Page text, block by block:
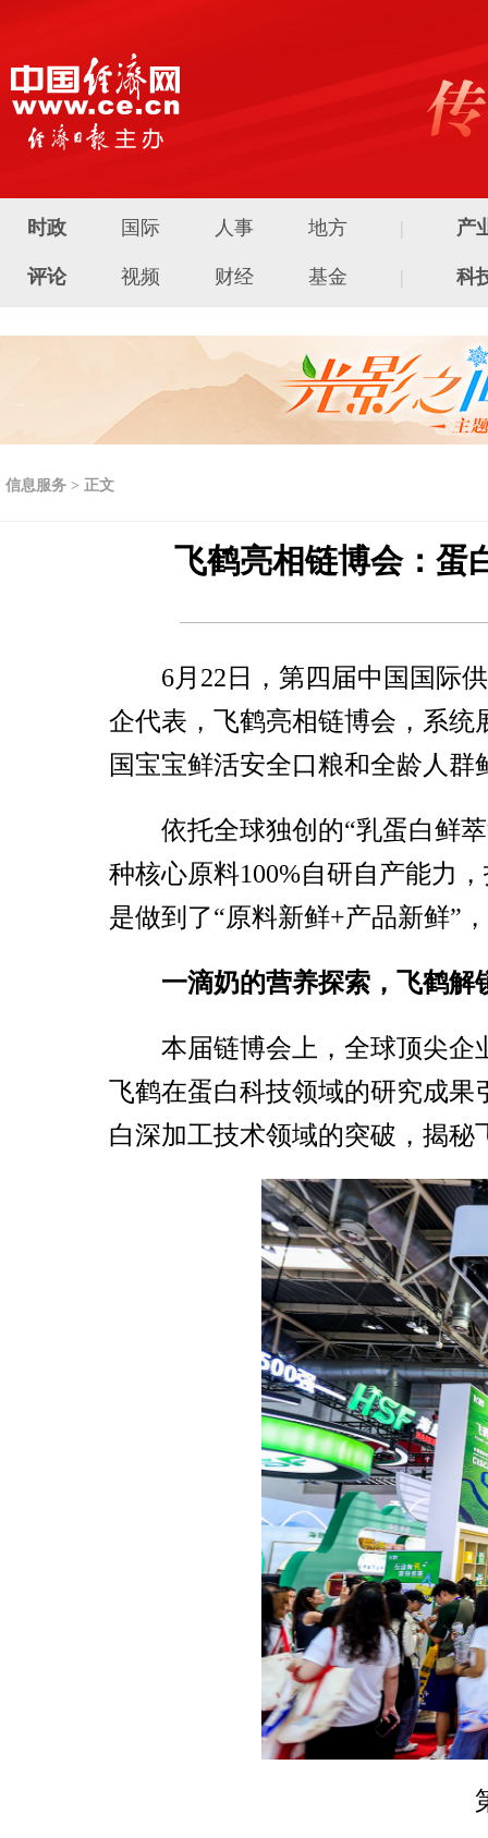
时政 国际 人事 地方 | 产
评论 视频 财经 基金 | 科
信息服务 > 正文
飞鹤亮相链博会：蛋
6月22日，第四届中国国际
企代表，飞鹤亮相链博会，系
国宝宝鲜活安全口粮和全龄人群
依托全球独创的“乳蛋白鲜
种核心原料100%自研自产能力
是做到了“原料新鲜+产品新鲜”
一滴奶的营养探索，飞鹤解
本届链博会上，全球顶尖企
飞鹤在蛋白科技领域的研究成果
白深加工技术领域的突破，揭秘